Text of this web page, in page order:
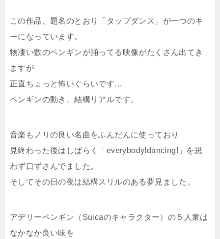
この作品、題名のとおり「タップダンス」が一つのキ
ーになっています。
物凄い数のペンギンが踊ってる映像がたくさん出てき
ますが
正直ちょっと怖いぐらいです…
ペンギンの動き、結構リアルです。
音楽もノリの良い名曲をふんだんに使っており
見終わった後はしばらく「everybody!dancing!」を思
わず口ずさんでました。
そしてその日の夜は結構スリルのある夢見ました。
アデリーペンギン（Suicaのキャラクター）の５人衆は
なかなか良い味を